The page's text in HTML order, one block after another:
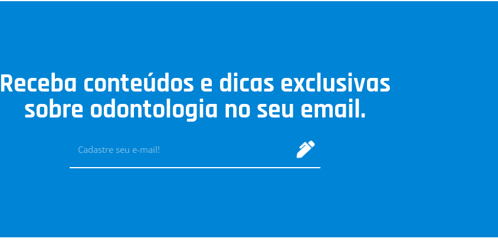
Receba conteúdos e dicas exclusivas
sobre odontologia no seu email.